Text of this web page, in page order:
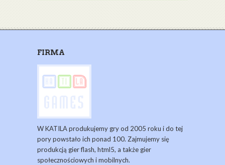
FIRMA
W KATILA produkujemy gry od 2005 roku i do tej
pory powstało ich ponad 100. Zajmujemy się
produkcją gier flash, html5, a także gier
społecznościowych i mobilnych.